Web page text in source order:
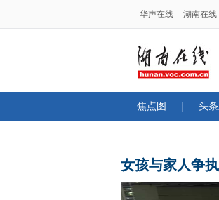
华声在线 湖南在线
焦点图 头
女孩与家人争